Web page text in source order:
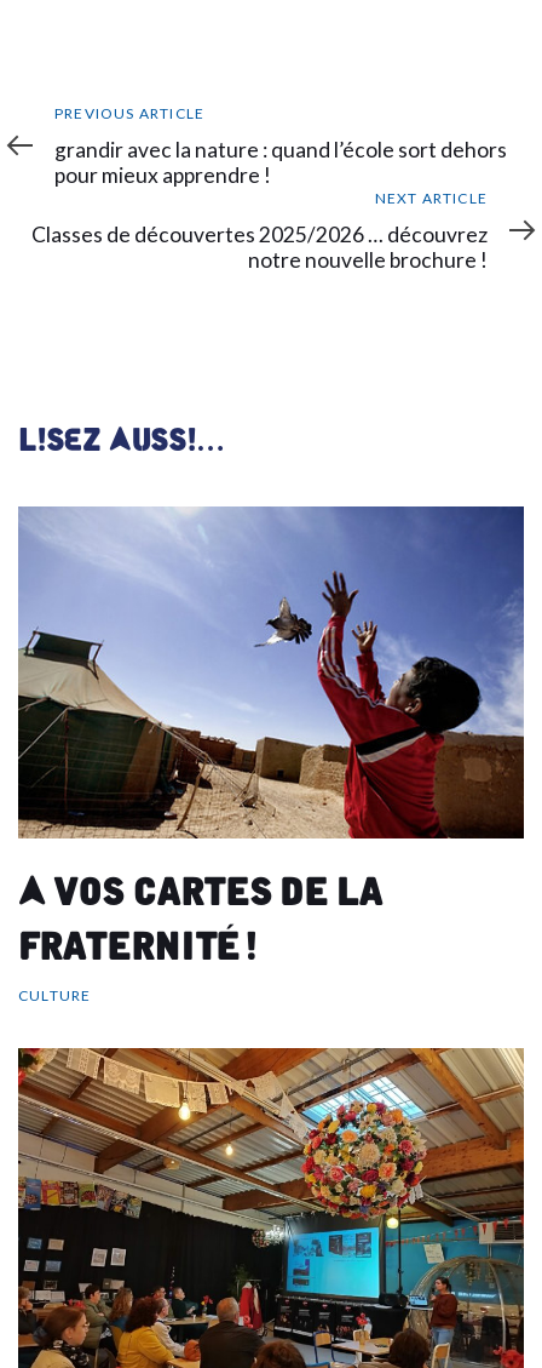
Previous
Article
PREVIOUS ARTICLE
grandir avec la nature : quand l’école sort dehors
pour mieux apprendre !
Article
NEXT ARTICLE
Classes de découvertes 2025/2026 … découvrez
notre nouvelle brochure !
LISEZ AUSSI…
A vos cartes de la
Fraternité !
CULTURE